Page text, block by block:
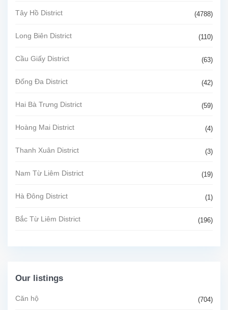
Tây Hồ District (4788)
Long Biên District (110)
Cầu Giấy District (63)
Đống Đa District (42)
Hai Bà Trưng District (59)
Hoàng Mai District (4)
Thanh Xuân District (3)
Nam Từ Liêm District (19)
Hà Đông District (1)
Bắc Từ Liêm District (196)
Our listings
Căn hộ (704)